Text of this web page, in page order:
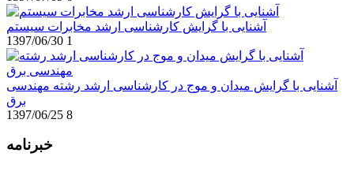
آشنایی با گرایش کارشناسی ارشد مخابرات سیستم
1397/06/30 1
آشنایی با گرایش میدان و موج در کارشناسی ارشد رشته مهندسی
برق
1397/06/25 8
خبرنامه